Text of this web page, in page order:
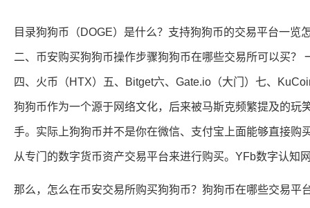
目录狗狗币（DOGE）是什么？支持狗狗币的交易平台一览
二、币安购买狗狗币操作步骤狗狗币在哪些交易所可以买
四、火币（HTX）五、Bitget六、Gate.io（大门）七、
狗狗币作为一个源于网络文化，后来被马斯克频繁提及的玩
手。实际上狗狗币并不是你在微信、支付宝上面能够直接购
从专门的数字货币资产交易平台来进行购买。YFb数字认知
那么，怎么在币安交易所购买狗狗币？狗狗币在哪些交易平